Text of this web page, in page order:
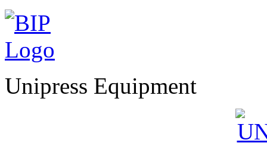
Unipress Equipment